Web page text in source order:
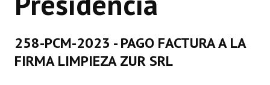
Comisiones Permanentes
258-PCM-2023 - PAGO FACTURA A LA
FIRMA LIMPIEZA ZUR SRL